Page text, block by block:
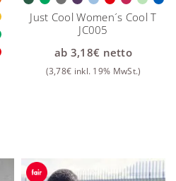
Just Cool Women´s Cool T
JC005
ab 3,18€ netto
(3,78€ inkl. 19% MwSt.)